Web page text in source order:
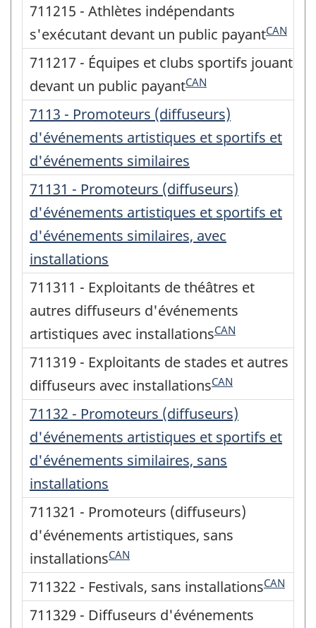
711215 - Athlètes indépendants
s'exécutant devant un public payantCAN
711217 - Équipes et clubs sportifs jouant
devant un public payantCAN
7113 - Promoteurs (diffuseurs)
d'événements artistiques et sportifs et
d'événements similaires
71131 - Promoteurs (diffuseurs)
d'événements artistiques et sportifs et
d'événements similaires, avec
installations
711311 - Exploitants de théâtres et
autres diffuseurs d'événements
artistiques avec installationsCAN
711319 - Exploitants de stades et autres
diffuseurs avec installationsCAN
71132 - Promoteurs (diffuseurs)
d'événements artistiques et sportifs et
d'événements similaires, sans
installations
711321 - Promoteurs (diffuseurs)
d'événements artistiques, sans
installationsCAN
711322 - Festivals, sans installationsCAN
711329 - Diffuseurs d'événements